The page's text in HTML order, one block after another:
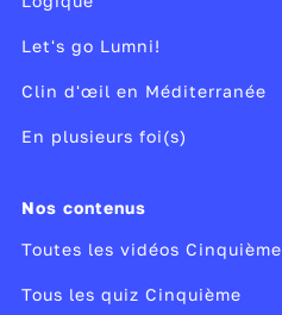
Let's go Lumni!
Clin d'œil en Méditerranée
En plusieurs foi(s)
Nos contenus
Toutes les vidéos Cinquième
Tous les quiz Cinquième